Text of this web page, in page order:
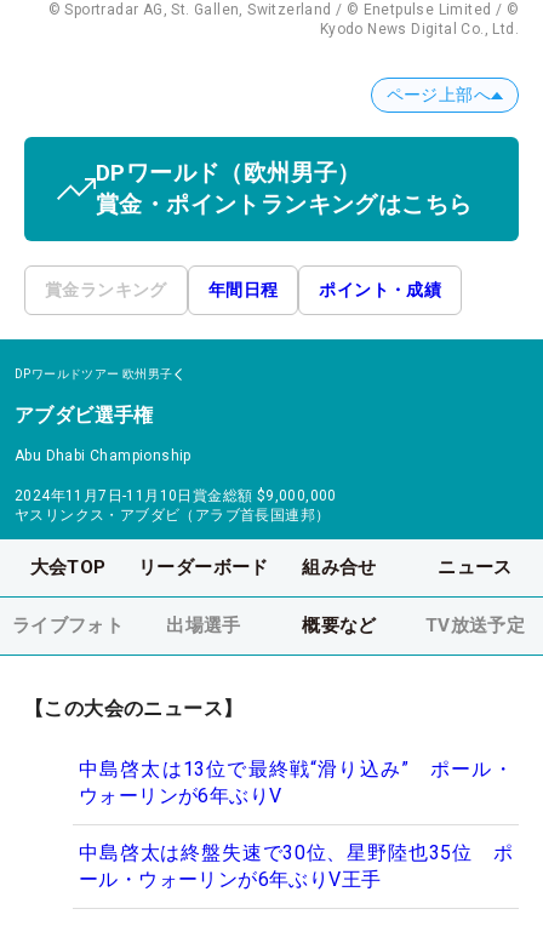
© Sportradar AG, St. Gallen, Switzerland / © Enetpulse Limited / ©
Kyodo News Digital Co., Ltd.
ページ上部へ
DPワールド （欧州男子）
賞金・ポイントランキングはこちら
賞金ランキング 年間日程 ポイント・成績
DPワールドツアー 欧州男子
アブダビ選手権
Abu Dhabi Championship
2024年11月7日-11月10日 賞金総額 $9,000,000
ヤスリンクス・アブダビ（アラブ首長国連邦）
大会TOP リーダーボード 組み合せ ニュース
ライブフォト 出場選手 概要など TV放送予定
【この大会のニュース】
中島啓太は13位で最終戦“滑り込み” ポール・
ウォーリンが6年ぶりV
中島啓太は終盤失速で30位、星野陸也35位 ポ
ール・ウォーリンが6年ぶりV王手